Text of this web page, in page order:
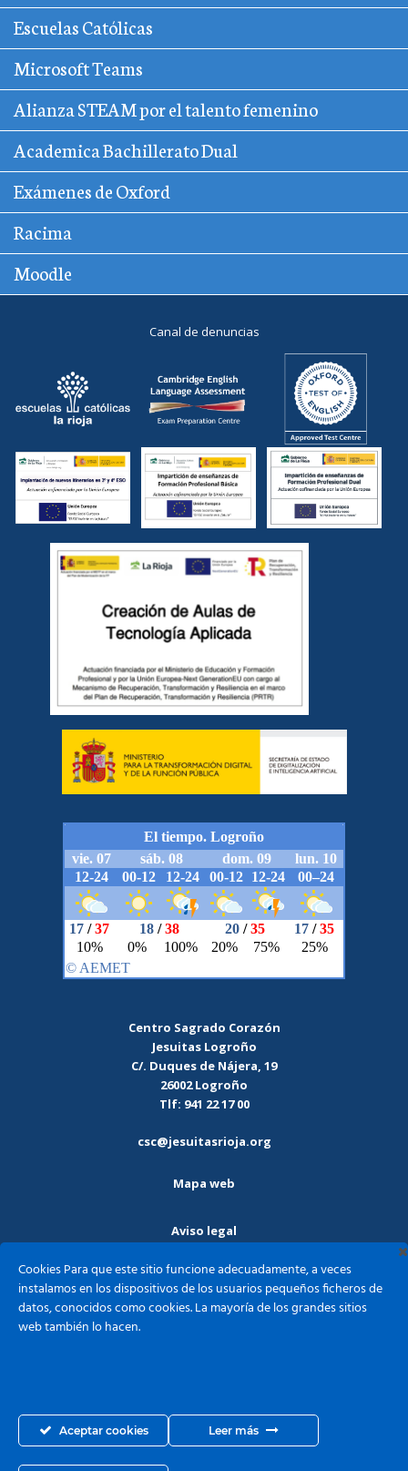
Escuelas Católicas
Microsoft Teams
Alianza STEAM por el talento femenino
Academica Bachillerato Dual
Exámenes de Oxford
Racima
Moodle
Canal de denuncias
Centro Sagrado Corazón
Jesuitas Logroño
C/. Duques de Nájera, 19
26002 Logroño
Tlf: 941 22 17 00
csc@jesuitasrioja.org
Mapa web
Aviso legal
Política de privacidad
Cookies Para que este sitio funcione adecuadamente, a veces
instalamos en los dispositivos de los usuarios pequeños ficheros de
datos, conocidos como cookies. La mayoría de los grandes sitios
web también lo hacen.
Aceptar cookies Leer más